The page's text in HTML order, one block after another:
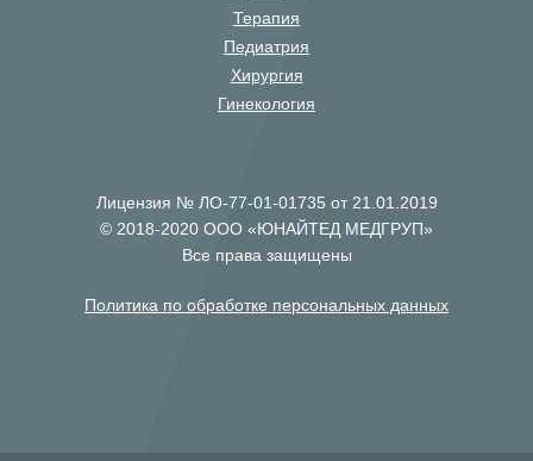
Терапия
Педиатрия
Хирургия
Гинекология
Лицензия № ЛО-77-01-01735 от 21.01.2019
© 2018-2020 ООО «ЮНАЙТЕД МЕДГРУП»
Все права защищены
Политика по обработке персональных данных